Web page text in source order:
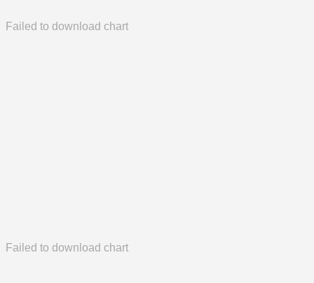
Failed to download chart
Failed to download chart